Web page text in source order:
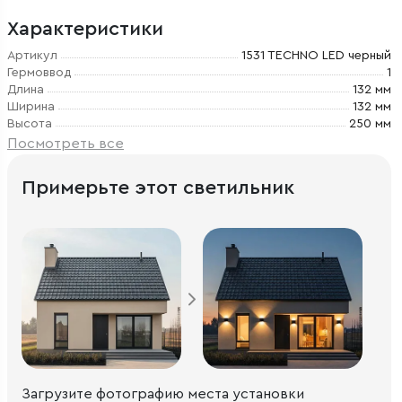
Характеристики
Артикул
1531 TECHNO LED черный
Гермоввод
1
Длина
132 мм
Ширина
132 мм
Высота
250 мм
Посмотреть все
Примерьте этот светильник
Загрузите фотографию места установки